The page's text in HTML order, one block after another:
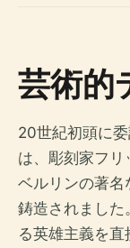
芸術的
20世紀初頭に
は、彫刻家フリ
ベルリンの著名
鋳造されました
る英雄主義を